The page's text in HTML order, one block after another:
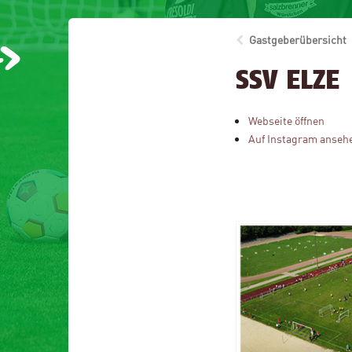
Gastgeberübersicht
SSV ELZE
Webseite öffnen
Auf Instagram